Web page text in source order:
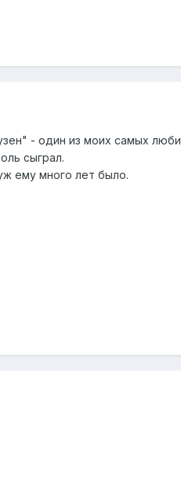
- один из моих самых
сыграл.
ему много лет было.